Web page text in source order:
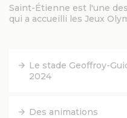
FACEBOOK
YOUTUBE
Saint-Étienne est l'une
qui a accueilli les Jeux
Le stade Geoffroy-
2024
Des animations